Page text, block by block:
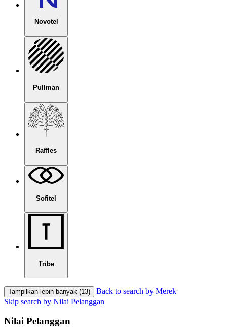
Novotel
Pullman
Raffles
Sofitel
Tribe
Tampilkan lebih banyak (13)
Back to search by Merek
Skip search by Nilai Pelanggan
Nilai Pelanggan